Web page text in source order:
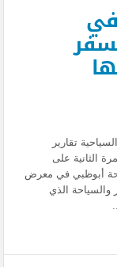
تقارير
الثانية على
أبوظبي في معرض
والسياحة الذي